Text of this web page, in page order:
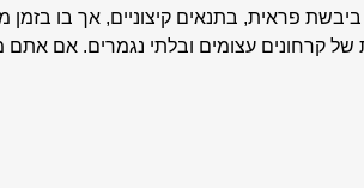
פראית, בתנאים קיצוניים, אך בו בזמן
של קרחונים עצומים ובלתי נגמרים. אם אתם